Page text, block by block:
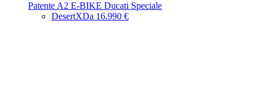
Patente A2 E-BIKE Ducati Speciale
DesertXDa 16.990 €